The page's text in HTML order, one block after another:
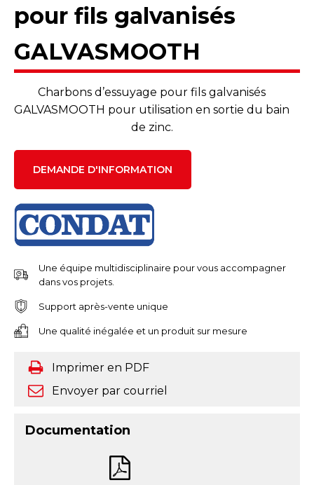
pour fils galvanisés
GALVASMOOTH
Charbons d’essuyage pour fils galvanisés
GALVASMOOTH pour utilisation en sortie du bain
de zinc.
DEMANDE D'INFORMATION
Une équipe multidisciplinaire pour vous accompagner
dans vos projets.
Support après-vente unique
Une qualité inégalée et un produit sur mesure
Imprimer en PDF
Envoyer par courriel
Documentation